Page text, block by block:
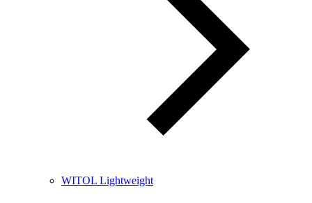
WITOL Lightweight